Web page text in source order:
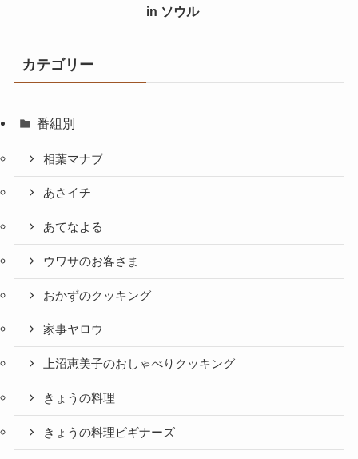
in ソウル
カテゴリー
番組別
相葉マナブ
あさイチ
あてなよる
ウワサのお客さま
おかずのクッキング
家事ヤロウ
上沼恵美子のおしゃべりクッキング
きょうの料理
きょうの料理ビギナーズ